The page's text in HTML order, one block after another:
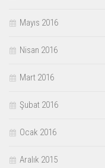
Mayıs 2016
Nisan 2016
Mart 2016
Şubat 2016
Ocak 2016
Aralık 2015